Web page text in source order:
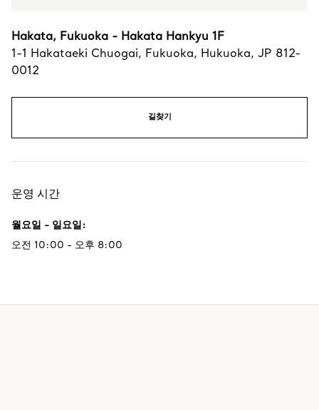
Hakata, Fukuoka - Hakata Hankyu 1F
1-1 Hakataeki Chuogai, Fukuoka, Hukuoka, JP 812-
0012
길찾기
운영 시간
월요일 - 일요일:
오전 10:00 - 오후 8:00